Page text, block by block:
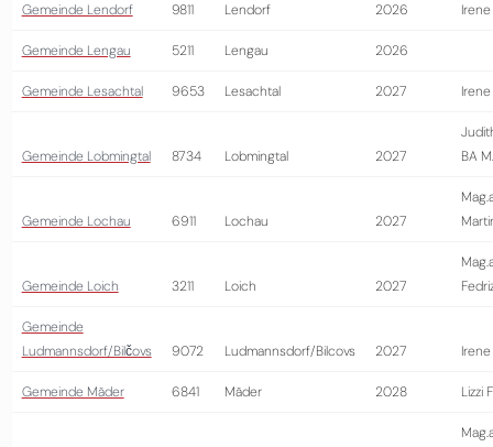
Gemeinde Lendorf 9811 Lendorf 2026
Gemeinde Lengau 5211 Lengau 2026
Gemeinde Lesachtal 9653 Lesachtal 2027
Gemeinde Lobmingtal 8734 Lobmingtal 2027
BA
Gemeinde Lochau 6911 Lochau 2027
Gemeinde Loich 3211 Loich 2027
Gemeinde
Ludmannsdorf/Bilčovs
9072 Ludmannsdorf/Bilcovs 2027
Gemeinde Mäder 6841 Mäder 2028 Lizzi